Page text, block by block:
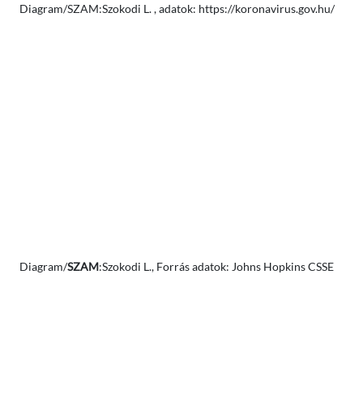
Diagram/SZAM:Szokodi L. , adatok: https://koronavirus.gov.hu/
Diagram/SZAM:Szokodi L., Forrás adatok: Johns Hopkins CSSE